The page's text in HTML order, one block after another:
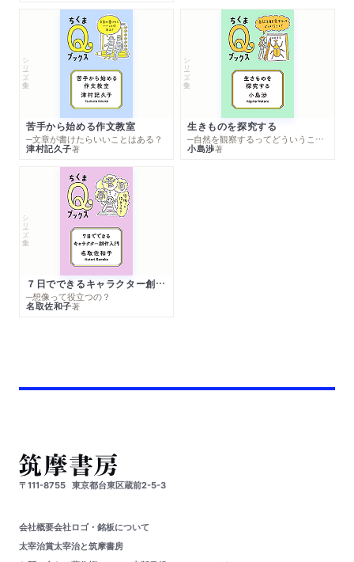
シリーズ・全集
苦手から始める作文教室
─文章が書けたらいいことはある？
津村記久子著
シリーズ・全集
生きものを探究する
─自然を観察するってどういうこと？
小島渉著
シリーズ・全集
７日でできるキャラクター創作入門
─想像って役立つの？
名取佐和子著
〒111-8755 東京都台東区蔵前2-5-3
会社概要会社ロゴ・銘板について
太宰治賞太宰治と筑摩書房